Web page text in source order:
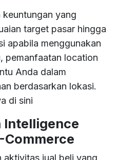
yang
target pasar hingga
apabila menggunakan
pemanfaatan location
Anda dalam
berdasarkan lokasi.
di sini
Intelligence
aktivitas jual beli yang